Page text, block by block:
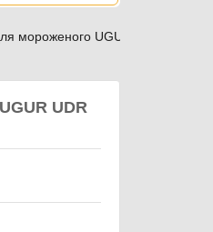
мороженого UGUR UDR 18
UDR